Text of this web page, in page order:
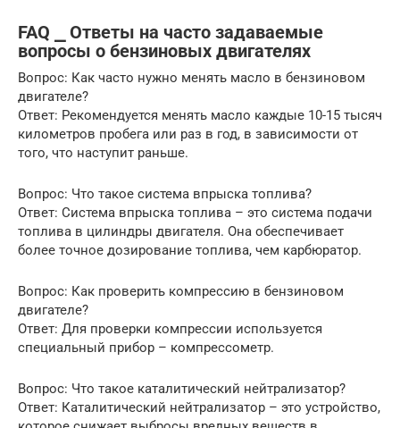
FAQ ⎯ Ответы на часто задаваемые
вопросы о бензиновых двигателях
Вопрос: Как часто нужно менять масло в бензиновом
двигателе?
Ответ: Рекомендуется менять масло каждые 10-15 тысяч
километров пробега или раз в год, в зависимости от
того, что наступит раньше.
Вопрос: Что такое система впрыска топлива?
Ответ: Система впрыска топлива – это система подачи
топлива в цилиндры двигателя. Она обеспечивает
более точное дозирование топлива, чем карбюратор.
Вопрос: Как проверить компрессию в бензиновом
двигателе?
Ответ: Для проверки компрессии используется
специальный прибор – компрессометр.
Вопрос: Что такое каталитический нейтрализатор?
Ответ: Каталитический нейтрализатор – это устройство,